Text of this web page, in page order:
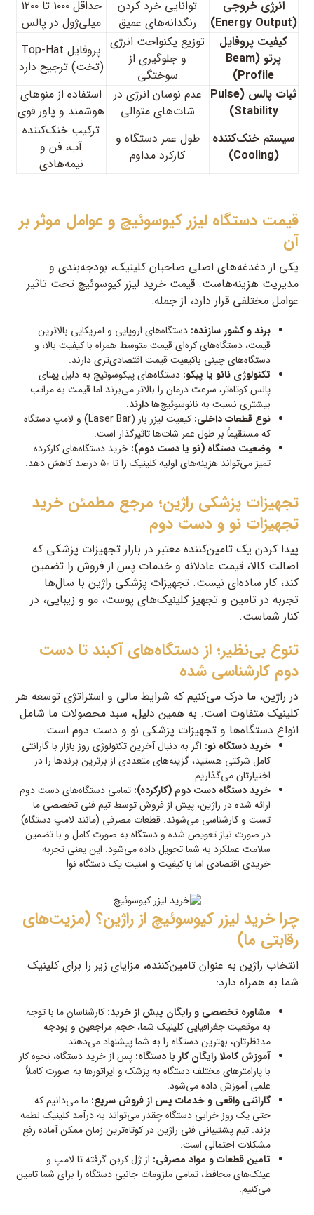
انرژی خروجی
(Energy Output)
توانایی خرد کردن
رنگدانه‌های عمیق
حداقل ۱۰۰۰ تا ۱۲۰۰
میلی‌ژول در پالس
کیفیت پروفایل
پرتو (Beam
Profile)
توزیع یکنواخت انرژی
و جلوگیری از
سوختگی
پروفایل Top-Hat
(تخت) ترجیح دارد
ثبات پالس (Pulse
Stability)
عدم نوسان انرژی در
شات‌های متوالی
استفاده از منوهای
هوشمند و پاور قوی
سیستم خنک‌کننده
(Cooling)
طول عمر دستگاه و
کارکرد مداوم
ترکیب خنک‌کننده
آب، فن و
نیمه‌هادی
قیمت دستگاه لیزر کیوسوئیچ و عوامل موثر بر
آن
یکی از دغدغه‌های اصلی صاحبان کلینیک، بودجه‌بندی و
مدیریت هزینه‌هاست. قیمت خرید لیزر کیوسوئیچ تحت تاثیر
عوامل مختلفی قرار دارد، از جمله:
برند و کشور سازنده: دستگاه‌های اروپایی و آمریکایی بالاترین
قیمت، دستگاه‌های کره‌ای قیمت متوسط همراه با کیفیت بالا، و
دستگاه‌های چینی باکیفیت قیمت اقتصادی‌تری دارند.
تکنولوژی نانو یا پیکو: دستگاه‌های پیکوسوئیچ به دلیل پهنای
پالس کوتاه‌تر، سرعت درمان را بالاتر می‌برند اما قیمت به مراتب
بیشتری نسبت به نانوسوئیچ‌هادارند.
نوع قطعات داخلی:
کیفیت لیزر بار (Laser Bar) و لامپ دستگاه
که مستقیماً بر طول عمر شات‌ها تاثیرگذار است.
وضعیت دستگاه (نو یا دست دوم): خرید دستگاه‌های کارکرده
تمیز می‌تواند هزینه‌های اولیه کلینیک را تا ۵۰ درصد کاهش دهد.
تجهیزات پزشکی راژین؛ مرجع مطمئن خرید
تجهیزات نو و دست دوم
پیدا کردن یک تامین‌کننده معتبر در بازار تجهیزات پزشکی که
اصالت کالا، قیمت عادلانه و خدمات پس از فروش را تضمین
کند، کار ساده‌ای نیست. تجهیزات پزشکی راژین با سال‌ها
تجربه در تامین و تجهیز کلینیک‌های پوست، مو و زیبایی، در
کنار شماست.
تنوع بی‌نظیر؛ از دستگاه‌های آکبند تا دست
دوم کارشناسی شده
در راژین، ما درک می‌کنیم که شرایط مالی و استراتژی توسعه هر
کلینیک متفاوت است. به همین دلیل، سبد محصولات ما شامل
انواع دستگاه‌ها و تجهیزات پزشکی نو و دست دوم است.
خرید دستگاه نو: اگر به دنبال آخرین تکنولوژی روز بازار با گارانتی
کامل شرکتی هستید، گزینه‌های متعددی از برترین برندها را در
اختیارتان می‌گذاریم.
خرید دستگاه دست دوم (کارکرده): تمامی دستگاه‌های دست دوم
ارائه شده در راژین، پیش از فروش توسط تیم فنی تخصصی ما
تست و کارشناسی می‌شوند. قطعات مصرفی (مانند لامپ دستگاه)
در صورت نیاز تعویض شده و دستگاه به صورت کامل و با تضمین
سلامت عملکرد به شما تحویل داده می‌شود. این یعنی تجربه
خریدی اقتصادی اما با کیفیت و امنیت یک دستگاه نو!
چرا خرید لیزر کیوسوئیچ از راژین؟ (مزیت‌های
رقابتی ما)
انتخاب راژین به عنوان تامین‌کننده، مزایای زیر را برای کلینیک
شما به همراه دارد:
مشاوره تخصصی و رایگان پیش از خرید: کارشناسان ما با توجه
به موقعیت جغرافیایی کلینیک شما، حجم مراجعین و بودجه
مدنظرتان، بهترین دستگاه را به شما پیشنهاد می‌دهند.
آموزش کاملا رایگان کار با دستگاه: پس از خرید دستگاه، نحوه کار
با پارامترهای مختلف دستگاه به پزشک و اپراتورها به صورت کاملاً
علمی آموزش داده می‌شود.
گارانتی واقعی و خدمات پس از فروش سریع: ما می‌دانیم که
حتی یک روز خرابی دستگاه چقدر می‌تواند به درآمد کلینیک لطمه
بزند. تیم پشتیبانی فنی راژین در کوتاه‌ترین زمان ممکن آماده رفع
مشکلات احتمالی است.
تامین قطعات و مواد مصرفی: از ژل کربن گرفته تا لامپ و
عینک‌های محافظ، تمامی ملزومات جانبی دستگاه را برای شما تامین
می‌کنیم.